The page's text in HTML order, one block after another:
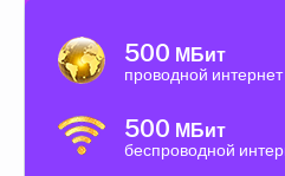
500 МБит
проводной интернет
500 МБит
беспроводной